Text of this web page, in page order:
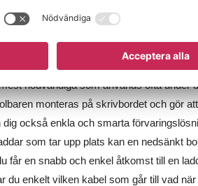
en hängmapp med dokumentet du
och kaffekoppar, känns det igen? Då
nödvändiga som används ofta under
monteras på skrivbordet och gör
också enkla och smarta
som tar upp plats kan en nedsänkt
får en snabb och enkel åtkomst till en
du enkelt vilken kabel som går till vad